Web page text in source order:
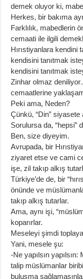
demek oluyor ki,
Herkes, bir bakıma
Farklılık, mabedlerin
cemaati ile ilgili
Hırıstiyanlara kendini
kendisini tanıtmak
kendisini tanıtmak
Zinhar olmaz
cemaatlerine
Peki ama, Neden?
Çünkü, “Din”
Sorulursa da, “hepsi”
Ben, size diyeyim.
Avrupada, bir
ziyaret etse ve cami
işe, zil takıp alkış
Türkiye’de de, bir
önünde ve
takıp alkış tutarlar.
Ama, aynı işi,
koparırlar.
Meseleyi şimdi
Yani, mesele şu:
-Ne yapılsın
talip müslümanlar
buluşma